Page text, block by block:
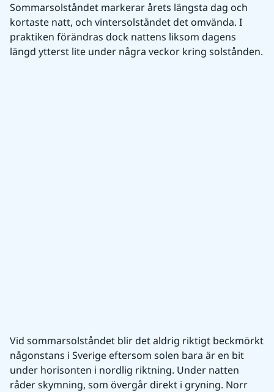
Sommarsolståndet markerar årets längsta dag och
kortaste natt, och vintersolståndet det omvända. I
praktiken förändras dock nattens liksom dagens
längd ytterst lite under några veckor kring solstånden.
Vid sommarsolståndet blir det aldrig riktigt beckmörkt
någonstans i Sverige eftersom solen bara är en bit
under horisonten i nordlig riktning. Under natten
råder skymning, som övergår direkt i gryning. Norr